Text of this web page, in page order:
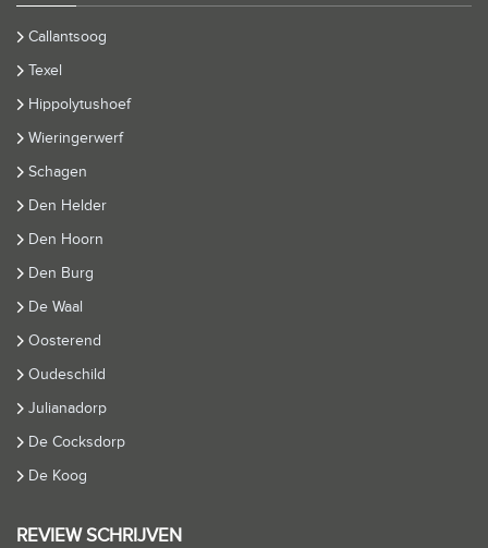
Callantsoog
Texel
Hippolytushoef
Wieringerwerf
Schagen
Den Helder
Den Hoorn
Den Burg
De Waal
Oosterend
Oudeschild
Julianadorp
De Cocksdorp
De Koog
REVIEW SCHRIJVEN